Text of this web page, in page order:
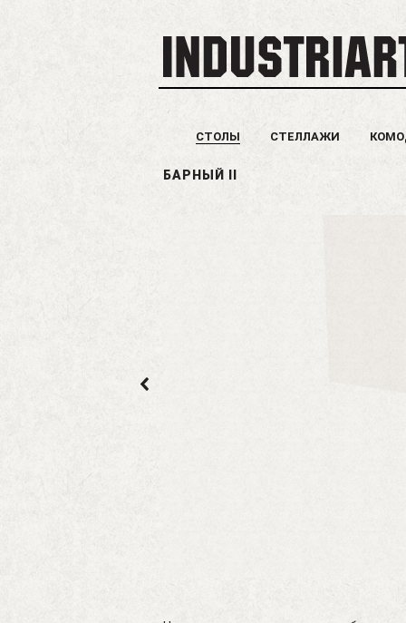
СТОЛЫ СТЕЛЛАЖИ
БАРНЫЙ II